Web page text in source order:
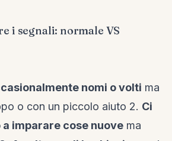
i segnali: normale VS
nomi o volti ma
o con un piccolo aiuto 2. Ci
imparare cose nuove ma